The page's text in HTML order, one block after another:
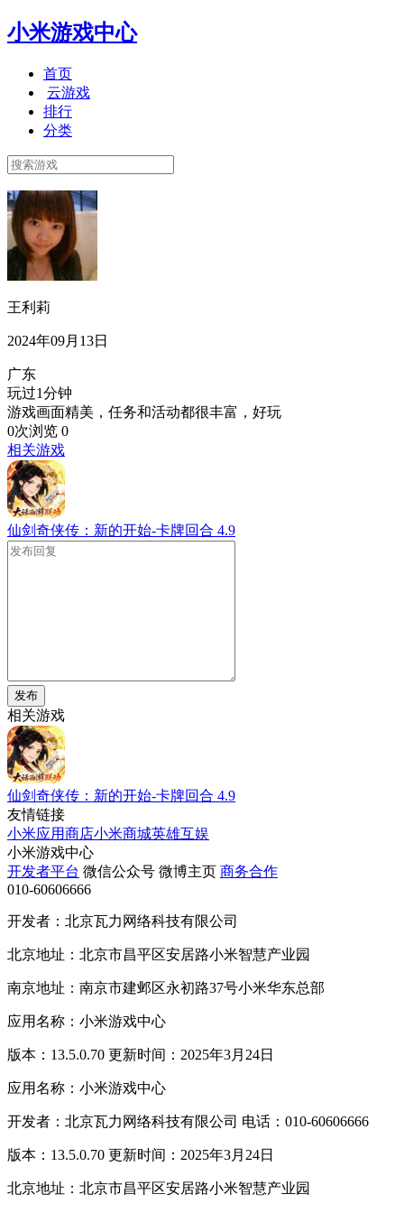
小米游戏中心
首页
云游戏
排行
分类
王利莉
2024年09月13日
广东
玩过1分钟
游戏画面精美，任务和活动都很丰富，好玩
0次浏览 0
相关游戏
仙剑奇侠传：新的开始-卡牌回合 4.9
发布
相关游戏
仙剑奇侠传：新的开始-卡牌回合 4.9
友情链接
小米应用商店小米商城英雄互娱
小米游戏中心
开发者平台 微信公众号 微博主页 商务合作
010-60606666
开发者：北京瓦力网络科技有限公司
北京地址：北京市昌平区安居路小米智慧产业园
南京地址：南京市建邺区永初路37号小米华东总部
应用名称：小米游戏中心
版本：13.5.0.70 更新时间：2025年3月24日
应用名称：小米游戏中心
开发者：北京瓦力网络科技有限公司 电话：010-60606666
版本：13.5.0.70 更新时间：2025年3月24日
北京地址：北京市昌平区安居路小米智慧产业园